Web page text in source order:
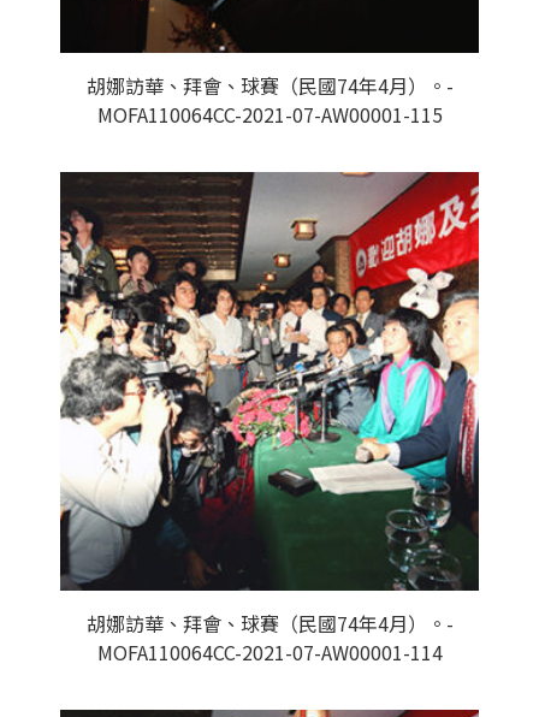
胡娜訪華、拜會、球賽（民國74年4月）。-
MOFA110064CC-2021-07-AW00001-115
胡娜訪華、拜會、球賽（民國74年4月）。-
MOFA110064CC-2021-07-AW00001-114